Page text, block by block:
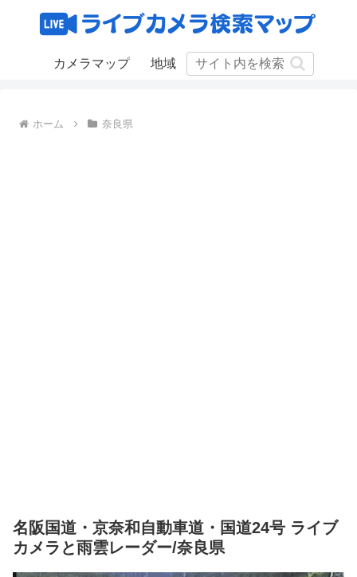
カメラマップ 地域
ホーム 奈良県
名阪国道・京奈和自動車道・国道24号 ライブ
カメラと雨雲レーダー/奈良県